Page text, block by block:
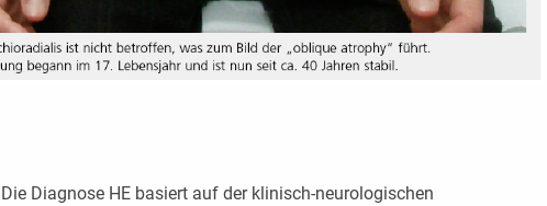
Die Diagnose HE basiert auf der klinisch-neurologischen